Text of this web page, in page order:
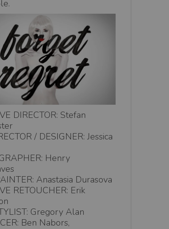
DIRECTOR: Stefan
/ DESIGNER: Jessica
Henry
Anastasia Durasova
RETOUCHER: Erik
Gregory Alan
Ben Nabors,